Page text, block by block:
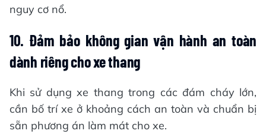
nguy cơ nổ.
10. Đảm bảo không gian vận hành an toàn
dành riêng cho xe thang
Khi sử dụng xe thang trong các đám cháy lớn,
cần bố trí xe ở khoảng cách an toàn và chuẩn bị
sẵn phương án làm mát cho xe.